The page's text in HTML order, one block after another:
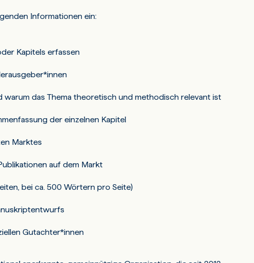
Informationen ein:
Kapitels erfassen
das Thema theoretisch und methodisch relevant ist
der einzelnen Kapitel
Marktes
auf dem Markt
bei ca. 500 Wörtern pro Seite)
Gutachter*innen